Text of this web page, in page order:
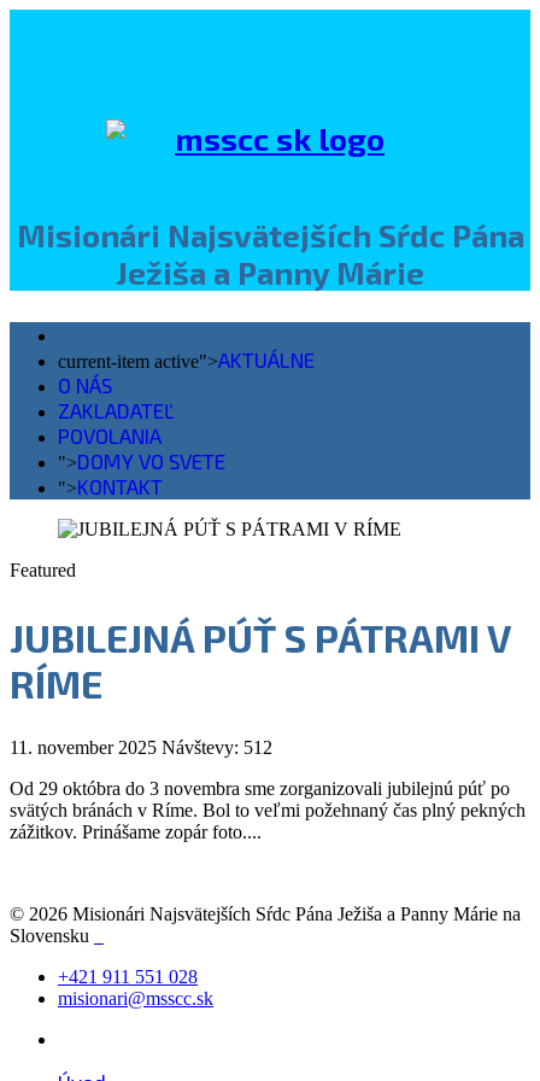
Misionári Najsvätejších Sŕdc Pána
Ježiša a Panny Márie
current-item active">AKTUÁLNE
O NÁS
ZAKLADATEĽ
POVOLANIA
">DOMY VO SVETE
">KONTAKT
Featured
JUBILEJNÁ PÚŤ S PÁTRAMI V
RÍME
11. november 2025 Návštevy: 512
Od 29 októbra do 3 novembra sme zorganizovali jubilejnú púť po
svätých bránách v Ríme. Bol to veľmi požehnaný čas plný pekných
zážitkov. Prinášame zopár foto....
© 2026 Misionári Najsvätejších Sŕdc Pána Ježiša a Panny Márie na
Slovensku
+421 911 551 028
misionari@msscc.sk